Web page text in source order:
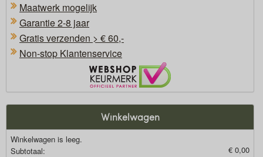
Maatwerk mogelijk
Garantie 2-8 jaar
Gratis verzenden > € 60,-
Non-stop Klantenservice
Winkelwagen
Winkelwagen is leeg.
Subtotaal:
€ 0,00